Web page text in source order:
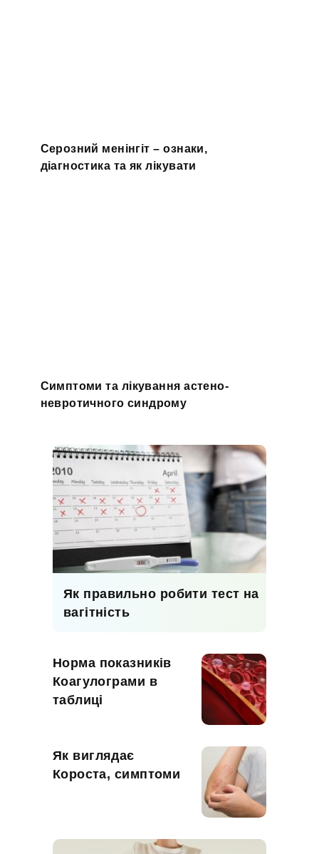
Серозний менінгіт – ознаки,
діагностика та як лікувати
Симптоми та лікування астено-
невротичного синдрому
Як правильно робити тест на
вагітність
Норма показників
Коагулограми в
таблиці
Як виглядає
Короста, симптоми